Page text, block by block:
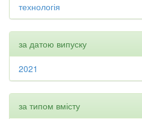
технологія
за датою випуску
2021
за типом вмісту